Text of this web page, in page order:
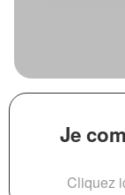
Je
Cliquez